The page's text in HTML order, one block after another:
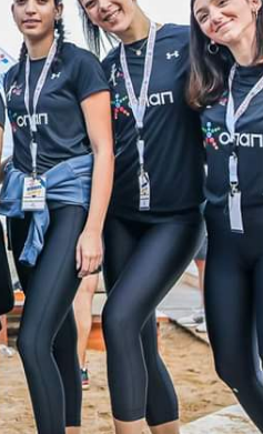
Pilates by Mandy
FACEBOOK N.ΨΥΧΙΚΟΥ
Pilates by Mandy
FACEBOOK N.ΜΑΚΡΗΣ
Pilates by Mandy
FACEBOOK ΚΟΡΥΔΑΛΛΟΥ
Pilates by Mandy
FACEBOOK ΠΕΡΙΣΤΕΡΊΟΥ
Pilates by Mandy
FACEBOOK ΠΕΎΚΗΣ
ΚΑΝΑΛΙ YOUTUBE